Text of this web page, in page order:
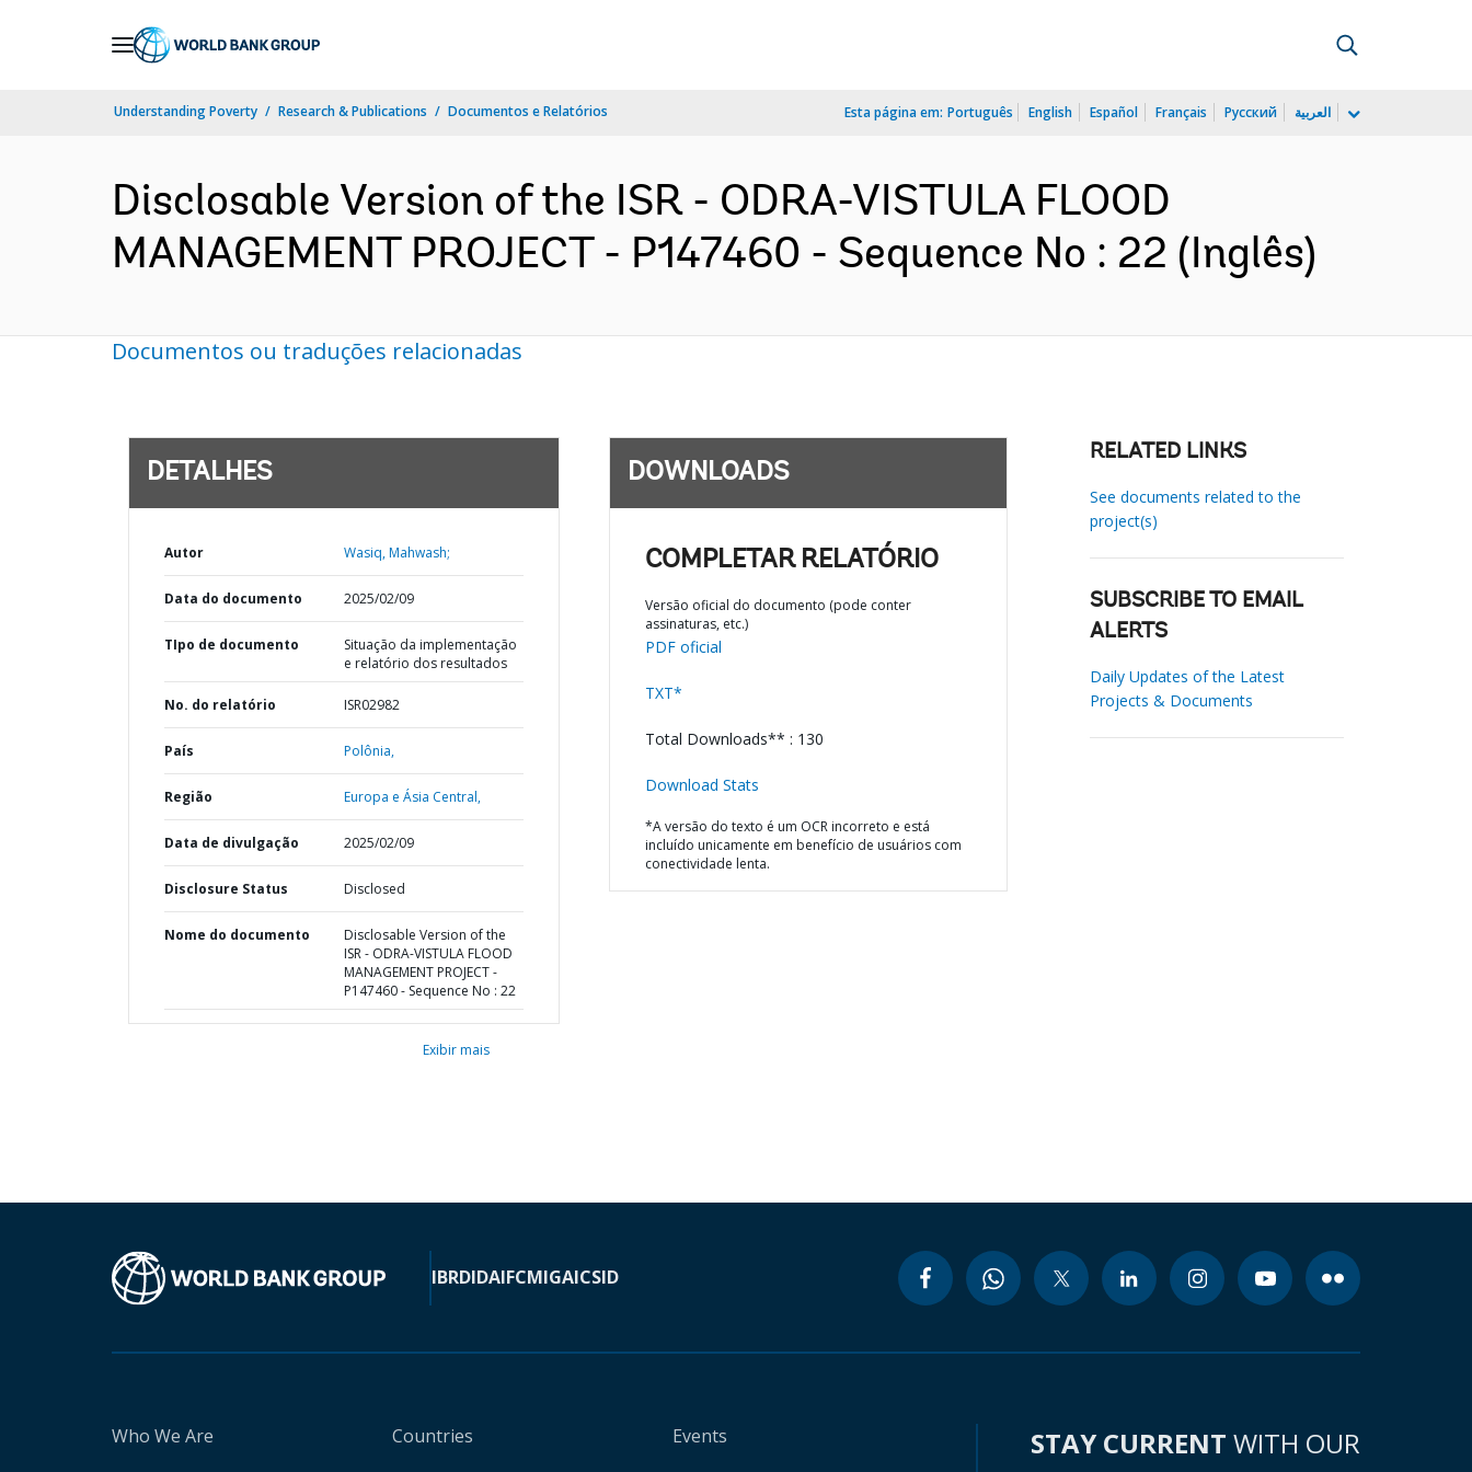
Understanding Poverty Research & Publications Documentos e Relatórios Esta página em: Português English Español Français Русский العربية
Disclosable Version of the ISR - ODRA-VISTULA FLOOD
MANAGEMENT PROJECT - P147460 - Sequence No : 22 (Inglês)
Documentos ou traduções relacionadas
DETALHES
Autor Wasiq, Mahwash;
Data do documento 2025/02/09
TIpo de documento
Situação da implementação
e relatório dos resultados
No. do relatório ISR02982
País Polônia,
Região Europa e Ásia Central,
Data de divulgação 2025/02/09
Disclosure Status Disclosed
Nome do documento
Disclosable Version of the
ISR - ODRA-VISTULA FLOOD
MANAGEMENT PROJECT -
P147460 - Sequence No : 22
Exibir mais
DOWNLOADS
COMPLETAR RELATÓRIO
Versão oficial do documento (pode conter
assinaturas, etc.)
PDF oficial
TXT*
Total Downloads** : 130
Download Stats
*A versão do texto é um OCR incorreto e está
incluído unicamente em benefício de usuários com
conectividade lenta.
RELATED LINKS
See documents related to the
project(s)
SUBSCRIBE TO EMAIL
ALERTS
Daily Updates of the Latest
Projects & Documents
IBRDIDAIFCMIGAICSID
Who We Are
Countries
Events
STAY CURRENT WITH OUR